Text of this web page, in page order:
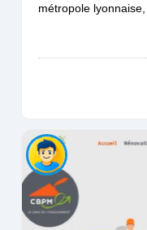
métropole